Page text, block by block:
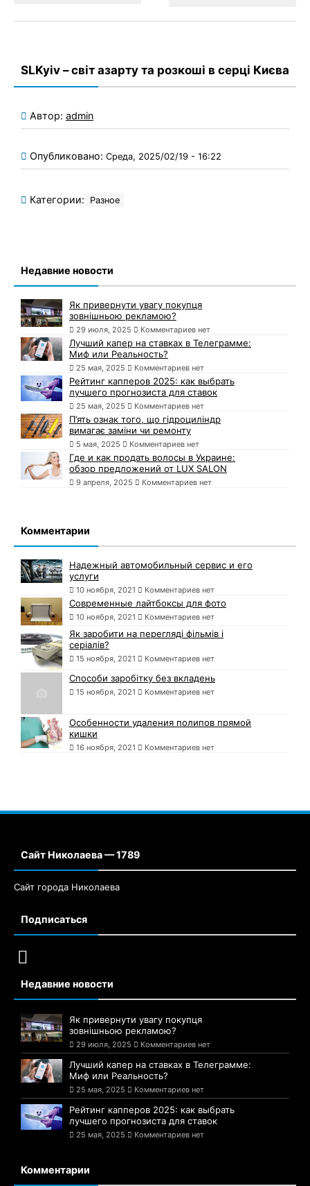
SLKyiv – світ азарту та розкоші в серці Києва
Автор: admin
Опубликовано: Среда, 2025/02/19 - 16:22
Категории: Разное
Недавние новости
Як привернути увагу покупця
зовнішньою рекламою?
29 июля, 2025 Комментариев нет
Лучший капер на ставках в Телеграмме:
Миф или Реальность?
25 мая, 2025 Комментариев нет
Рейтинг капперов 2025: как выбрать
лучшего прогнозиста для ставок
25 мая, 2025 Комментариев нет
П’ять ознак того, що гідроциліндр
вимагає заміни чи ремонту
5 мая, 2025 Комментариев нет
Где и как продать волосы в Украине:
обзор предложений от LUX SALON
9 апреля, 2025 Комментариев нет
Комментарии
Надежный автомобильный сервис и его
услуги
10 ноября, 2021 Комментариев нет
Современные лайтбоксы для фото
10 ноября, 2021 Комментариев нет
Як заробити на перегляді фільмів і
серіалів?
15 ноября, 2021 Комментариев нет
Способи заробітку без вкладень
15 ноября, 2021 Комментариев нет
Особенности удаления полипов прямой
кишки
16 ноября, 2021 Комментариев нет
Сайт Николаева — 1789
Сайт города Николаева
Подписаться
Недавние новости
Як привернути увагу покупця
зовнішньою рекламою?
29 июля, 2025 Комментариев нет
Лучший капер на ставках в Телеграмме:
Миф или Реальность?
25 мая, 2025 Комментариев нет
Рейтинг капперов 2025: как выбрать
лучшего прогнозиста для ставок
25 мая, 2025 Комментариев нет
Комментарии